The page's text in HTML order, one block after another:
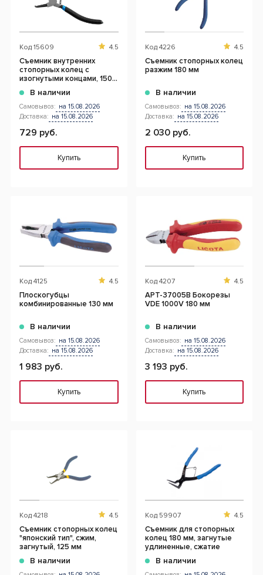
Код 15609 4.5
Съемник внутренних
стопорных колец с
изогнутыми концами, 150
В наличии
Самовывоз: на 15.08.2026
Доставка: на 15.08.2026
729 руб.
Купить
Код 4226 4.5
Съемник стопорных колец
разжим 180 мм
В наличии
Самовывоз: на 15.08.2026
Доставка: на 15.08.2026
2 030 руб.
Купить
Код 4125 4.5
Плоскогубцы
комбинированные 130 мм
В наличии
Самовывоз: на 15.08.2026
Доставка: на 15.08.2026
1 983 руб.
Купить
Код 4207 4.5
APT-37005B Бокорезы
VDE 1000V 180 мм
В наличии
Самовывоз: на 15.08.2026
Доставка: на 15.08.2026
3 193 руб.
Купить
Код 4218 4.5
Съемник стопорных колец
"японский тип", сжим,
загнутый, 125 мм
В наличии
Код 59907 4.5
Съемник для стопорных
колец 180 мм, загнутые
удлиненные, сжатие
В наличии